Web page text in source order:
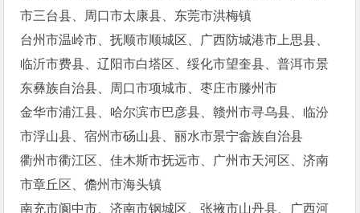
市三台县、周口市太康县、东莞市洪梅镇
台州市温岭市、抚顺市顺城区、广西防城港市上思县、
临沂市费县、辽阳市白塔区、绥化市望奎县、普洱市景
东彝族自治县、周口市项城市、枣庄市滕州市
金华市浦江县、哈尔滨市巴彦县、赣州市寻乌县、临汾
市浮山县、宿州市砀山县、丽水市景宁畲族自治县
衢州市衢江区、佳木斯市抚远市、广州市天河区、济南
市章丘区、儋州市海头镇
南充市阆中市、济南市钢城区、张掖市山丹县、广西河